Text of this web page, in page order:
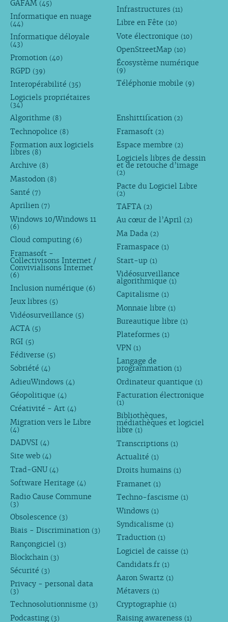
GAFAM (45)
Informatique en nuage
(44)
Informatique déloyale
(43)
Promotion (40)
RGPD (39)
Interopérabilité (35)
Logiciels propriétaires
(34)
Infrastructures (11)
Libre en Fête (10)
Vote électronique (10)
OpenStreetMap (10)
Écosystème numérique
(9)
Téléphonie mobile (9)
Algorithme (8)
Technopolice (8)
Formation aux logiciels
libres (8)
Archive (8)
Mastodon (8)
Santé (7)
Aprilien (7)
Windows 10/Windows 11
(6)
Cloud computing (6)
Framasoft -
Collectivisons Internet /
Convivialisons Internet
(6)
Inclusion numérique (6)
Jeux libres (5)
Vidéosurveillance (5)
ACTA (5)
RGI (5)
Fédiverse (5)
Sobriété (4)
AdieuWindows (4)
Géopolitique (4)
Créativité - Art (4)
Migration vers le Libre
(4)
DADVSI (4)
Site web (4)
Trad-GNU (4)
Software Heritage (4)
Radio Cause Commune
(3)
Obsolescence (3)
Biais - Discrimination (3)
Rançongiciel (3)
Blockchain (3)
Sécurité (3)
Privacy - personal data
(3)
Technosolutionnisme (3)
Podcasting (3)
Enshittification (2)
Framasoft (2)
Espace membre (2)
Logiciels libres de dessin
et de retouche d’image
(2)
Pacte du Logiciel Libre
(2)
TAFTA (2)
Au cœur de l’April (2)
Ma Dada (2)
Framaspace (1)
Start-up (1)
Vidéosurveillance
algorithmique (1)
Capitalisme (1)
Monnaie libre (1)
Bureautique libre (1)
Plateformes (1)
VPN (1)
Langage de
programmation (1)
Ordinateur quantique (1)
Facturation électronique
(1)
Bibliothèques,
médiathèques et logiciel
libre (1)
Transcriptions (1)
Actualité (1)
Droits humains (1)
Framanet (1)
Techno-fascisme (1)
Windows (1)
Syndicalisme (1)
Traduction (1)
Logiciel de caisse (1)
Candidats.fr (1)
Aaron Swartz (1)
Métavers (1)
Cryptographie (1)
Raising awareness (1)